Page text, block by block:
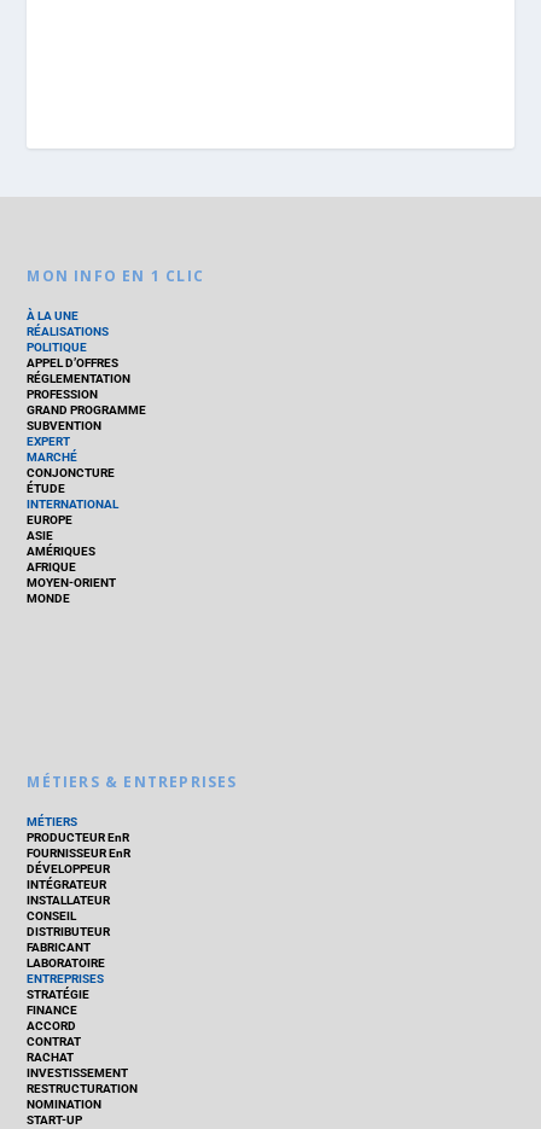
MON INFO EN 1 CLIC
À LA UNE
RÉALISATIONS
POLITIQUE
APPEL D’OFFRES
RÉGLEMENTATION
PROFESSION
GRAND PROGRAMME
SUBVENTION
EXPERT
MARCHÉ
CONJONCTURE
ÉTUDE
INTERNATIONAL
EUROPE
ASIE
AMÉRIQUES
AFRIQUE
MOYEN-ORIENT
MONDE
MÉTIERS & ENTREPRISES
MÉTIERS
PRODUCTEUR EnR
FOURNISSEUR EnR
DÉVELOPPEUR
INTÉGRATEUR
INSTALLATEUR
CONSEIL
DISTRIBUTEUR
FABRICANT
LABORATOIRE
ENTREPRISES
STRATÉGIE
FINANCE
ACCORD
CONTRAT
RACHAT
INVESTISSEMENT
RESTRUCTURATION
NOMINATION
START-UP